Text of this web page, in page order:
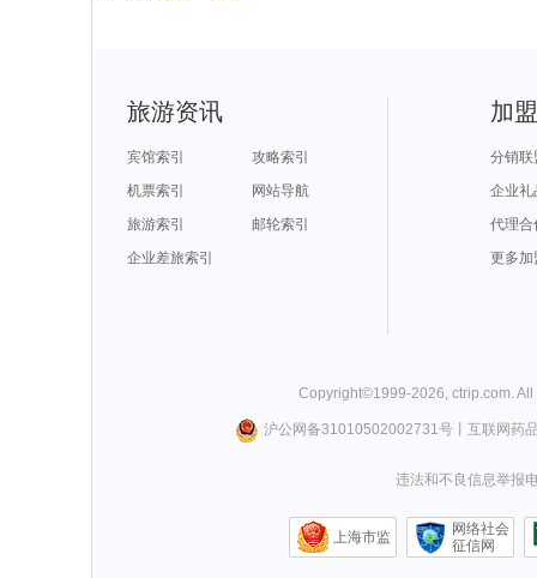
旅游资讯
宾馆索引
攻略索引
机票索引
网站导航
旅游索引
邮轮索引
企业差旅索引
加
分销联
企业礼
代理合
更多加
Copyright©1999-2026, ctrip.com.
沪公网备31010502002731号丨 互联网药
违法和不良信息举报
上海市监
网络社会
征信网